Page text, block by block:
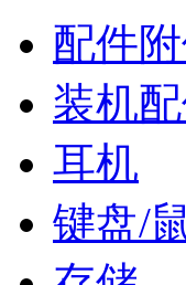
配件
装机
耳机
键盘/